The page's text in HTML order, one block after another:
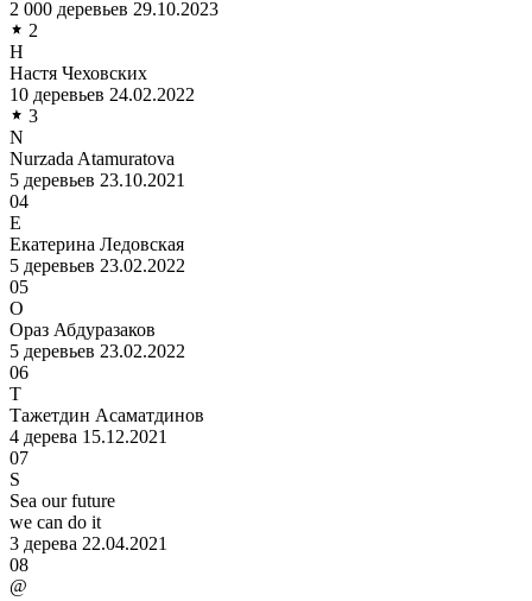
2 000 деревьев 29.10.2023
2
Н
Настя Чеховских
10 деревьев 24.02.2022
3
N
Nurzada Atamuratova
5 деревьев 23.10.2021
04
Е
Екатерина Ледовская
5 деревьев 23.02.2022
05
О
Ораз Абдуразаков
5 деревьев 23.02.2022
06
Т
Тажетдин Асаматдинов
4 дерева 15.12.2021
07
S
Sea our future
we can do it
3 дерева 22.04.2021
08
@